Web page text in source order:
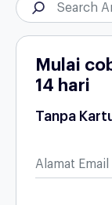
Mulai
14 hari
Tanpa
Alamat Email